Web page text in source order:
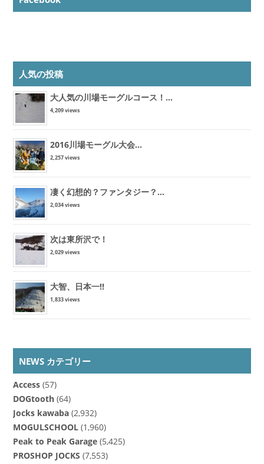
人気の投稿
大人気の川場モーグルコース！...
4,209 views
2016川場モーグル大会...
2,257 views
凄く幻想的？ファンタジー？...
2,034 views
次は東所沢で！
2,029 views
大智、日本一!!
1,833 views
NEWS カテゴリー
Access(57)
DOGtooth(64)
Jocks kawaba(2,932)
MOGULSCHOOL(1,960)
Peak to Peak Garage(5,425)
PROSHOP JOCKS (7,553)